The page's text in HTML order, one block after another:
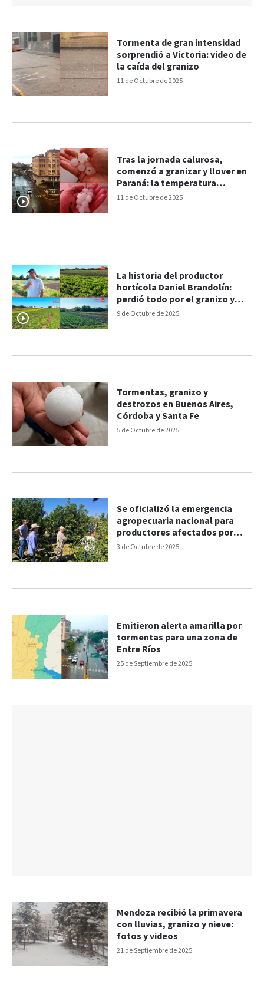
11 de Octubre de 2025
Tormenta de gran intensidad
sorprendió a Victoria: video de
la caída del granizo
11 de Octubre de 2025
Tras la jornada calurosa,
comenzó a granizar y llover en
Paraná: la temperatura
descendió nueve grados
9 de Octubre de 2025
La historia del productor
hortícola Daniel Brandolín:
perdió todo por el granizo y
una idea lo hizo resurgir
5 de Octubre de 2025
Tormentas, granizo y
destrozos en Buenos Aires,
Córdoba y Santa Fe
3 de Octubre de 2025
Se oficializó la emergencia
agropecuaria nacional para
productores afectados por
granizo
25 de Septiembre de 2025
Emitieron alerta amarilla por
tormentas para una zona de
Entre Ríos
21 de Septiembre de 2025
Mendoza recibió la primavera
con lluvias, granizo y nieve:
fotos y videos